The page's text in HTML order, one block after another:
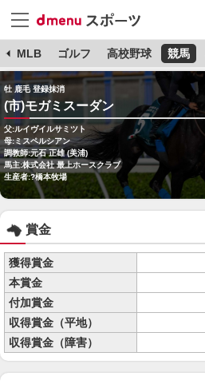
MLB ゴルフ 高校野球 競馬
牡 鹿毛 登録抹消
(市)モガミスーダン
父:ルイヴイルサミツト
母:ミスペルシアン
調教師:元石 正雄 (美浦)
馬主:株式会社 最上ホースクラブ
生産者:?橋本牧場
賞金
獲得賞金
本賞金
付加賞金
収得賞金（平地）
収得賞金（障害）